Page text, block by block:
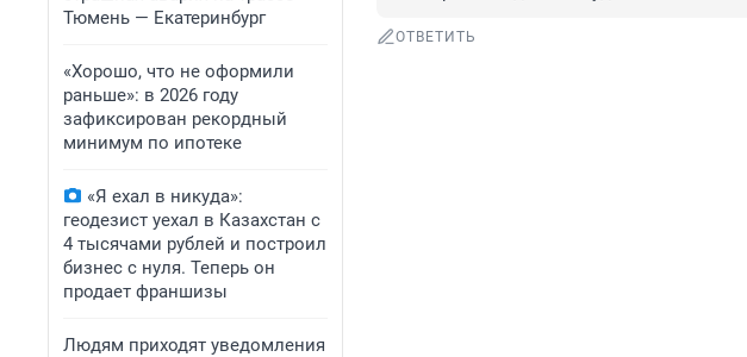
Тюмень — Екатеринбург
«Хорошо, что не оформили
раньше»: в 2026 году
зафиксирован рекордный
минимум по ипотеке
«Я ехал в никуда»:
геодезист уехал в Казахстан с
4 тысячами рублей и построил
бизнес с нуля. Теперь он
продает франшизы
Людям приходят уведомления
ОТВЕТИТЬ